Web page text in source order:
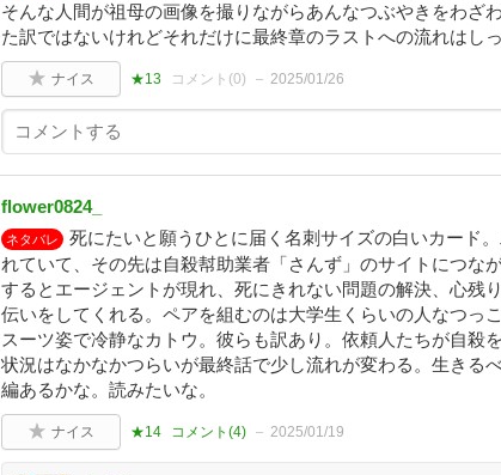
そんな人間が祖母の画像を撮りながらあんなつぶやきをわざ
た訳ではないけれどそれだけに最終章のラストへの流れはし
ナイス ★13 コメント(0) 2025/01/26
flower0824_
ネタバレ
死にたいと願うひとに届く名刺サイズの白いカード
れていて、その先は自殺幇助業者「さんず」のサイトにつな
するとエージェントが現れ、死にきれない問題の解決、心残
伝いをしてくれる。ペアを組むのは大学生くらいの人なつっ
スーツ姿で冷静なカトウ。彼らも訳あり。依頼人たちが自殺
状況はなかなかつらいが最終話で少し流れが変わる。生きる
編あるかな。読みたいな。
ナイス ★14 コメント(4) 2025/01/19